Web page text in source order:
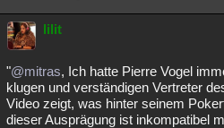
lilit
"@mitras, Ich hatte Pierre Vogel
klugen und verständigen Vertreter
Video zeigt, was hinter seinem
dieser Ausprägung ist inkompatibel